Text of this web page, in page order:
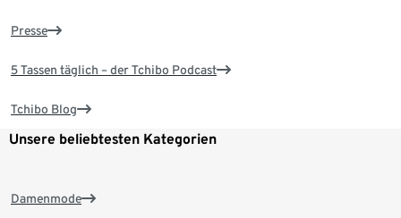
Presse
5 Tassen täglich – der Tchibo Podcast
Tchibo Blog
Unsere beliebtesten Kategorien
Damenmode